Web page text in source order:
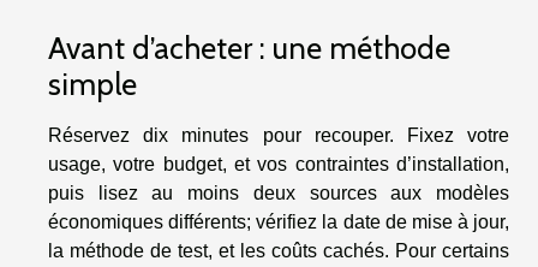
Avant d’acheter : une méthode
simple
Réservez dix minutes pour recouper. Fixez votre
usage, votre budget, et vos contraintes d’installation,
puis lisez au moins deux sources aux modèles
économiques différents; vérifiez la date de mise à jour,
la méthode de test, et les coûts cachés. Pour certains